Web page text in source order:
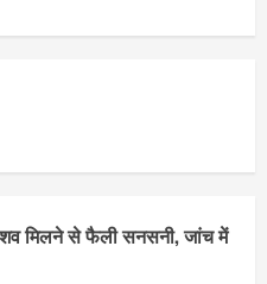
मिलने से फैली सनसनी, जांच में